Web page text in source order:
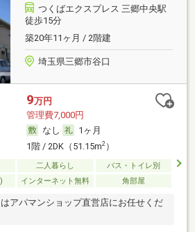
つくばエクスプレス 三郷中央駅
徒歩15分
築20年11ヶ月 / 2階建
埼玉県三郷市谷口
9万円
管理費7,000円
なし
1ヶ月
1階 / 2DK（51.15m2）
二人暮らし
バス・トイレ別
インターネット無料 角部屋
アパマンショップ直営店にお任せくだ